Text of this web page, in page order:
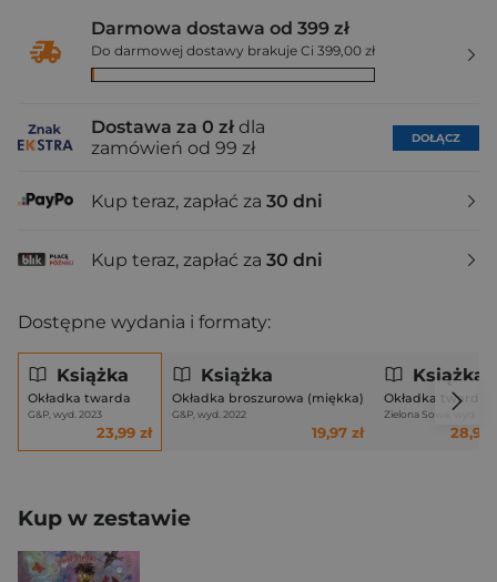
Darmowa dostawa od 399 zł
Do darmowej dostawy brakuje Ci 399,00 zł
Dostawa za 0 zł dla
zamówień od 99 zł
DOŁĄCZ
Kup teraz, zapłać za 30 dni
Kup teraz, zapłać za 30 dni
Dostępne wydania i formaty:
Książka
Okładka twarda
G&P, wyd. 2023
23,99 zł
Książka
Okładka broszurowa (miękka)
G&P, wyd. 2022
19,97 zł
Książka
Okładka twarda
Zielona Sowa, wyd.
28,90
Kup w zestawie